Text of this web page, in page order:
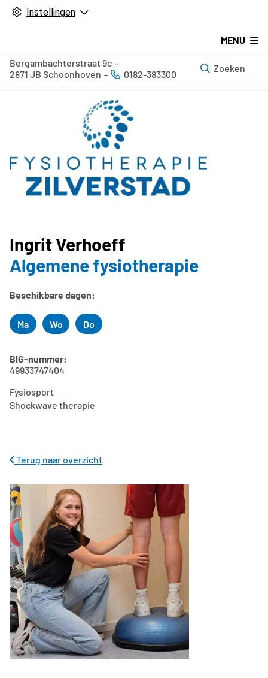
Instellingen
MENU
Bergambachterstraat 9c
2871 JB Schoonhoven Tel:
0182-383300
Zoeken
Ingrit Verhoeff
Algemene fysiotherapie
Beschikbare dagen:
Maandag
Ma Woensdag
Wo Donderdag
Do
BIG-nummer:
49933747404
Fysiosport
Shockwave therapie
Terug naar overzicht